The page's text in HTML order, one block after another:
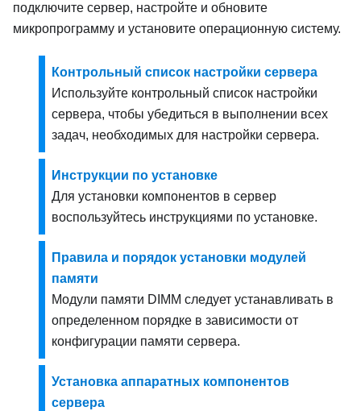
подключите сервер, настройте и обновите
микропрограмму и установите операционную систему.
Контрольный список настройки сервера
Используйте контрольный список настройки
сервера, чтобы убедиться в выполнении всех
задач, необходимых для настройки сервера.
Инструкции по установке
Для установки компонентов в сервер
воспользуйтесь инструкциями по установке.
Правила и порядок установки модулей
памяти
Модули памяти DIMM следует устанавливать в
определенном порядке в зависимости от
конфигурации памяти сервера.
Установка аппаратных компонентов
сервера